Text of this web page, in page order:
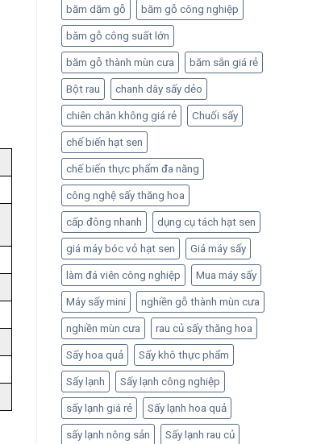
gồm
những
nào?
băm dăm gỗ băm gỗ công nghiệp
băm gỗ công suất lớn
băm gỗ thành mùn cưa băm sắn giá rẻ
Bột rau chanh dây sấy dẻo
chiên chân không giá rẻ Chuối sấy
chế biến hạt sen
chế biến thực phẩm đa năng
công nghệ sấy thăng hoa
cấp đông nhanh dụng cụ tách hạt sen
giá máy bóc vỏ hạt sen Giá máy sấy
làm đá viên công nghiệp Mua máy sấy
Máy sấy mini nghiền gỗ thành mùn cưa
nghiền mùn cưa rau củ sấy thăng hoa
Sấy hoa quả Sấy khô thực phẩm
Sấy lạnh Sấy lạnh công nghiệp
sấy lạnh giá rẻ Sấy lạnh hoa quả
sấy lạnh nông sản Sấy lạnh rau củ